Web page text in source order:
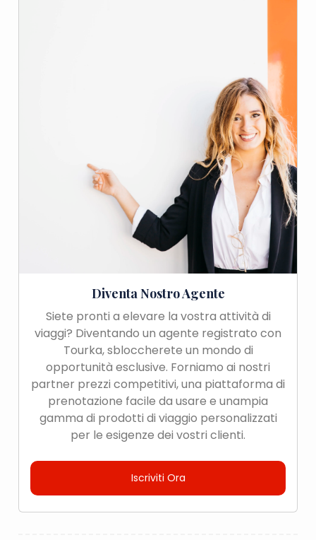
Diventa Nostro Agente
Siete pronti a elevare la vostra attività di
viaggi? Diventando un agente registrato con
Tourka, sbloccherete un mondo di
opportunità esclusive. Forniamo ai nostri
partner prezzi competitivi, una piattaforma di
prenotazione facile da usare e unampia
gamma di prodotti di viaggio personalizzati
per le esigenze dei vostri clienti.
Iscriviti Ora